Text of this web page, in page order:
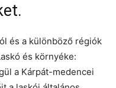
és a különböző régiók
és környéke:
a Kárpát-medencei